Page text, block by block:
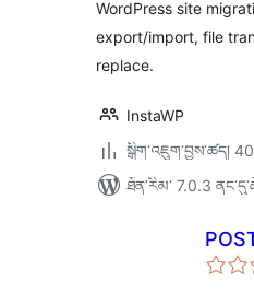
WordPress site
export/import, file
replace.
InstaWP
སྒྲིག་འཇུག་བྱས་ཚད།
ཐོན་རིམ་ 7.0.3